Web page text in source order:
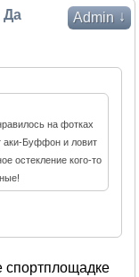
Admin ↓
Да
на фотках
аки-Буффон и ловит
остекление кого-то
спортплощадке